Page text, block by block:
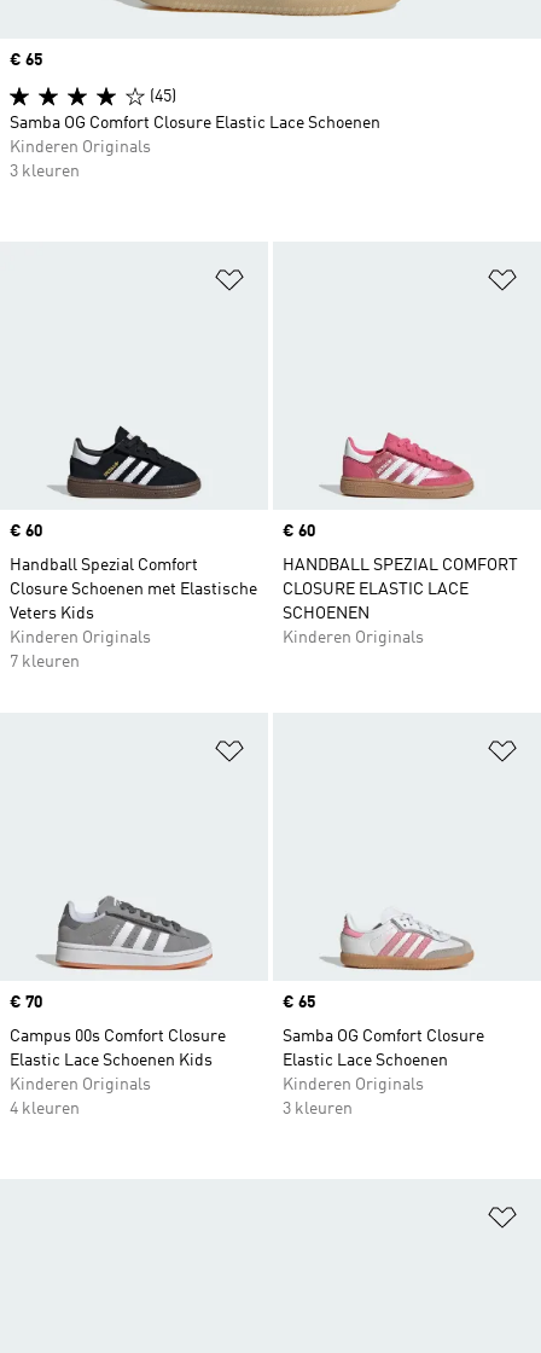
Price
€ 60
Handball Spezial Comfort
Closure Schoenen met Elastische
Veters Kids
Kinderen Originals
7 kleuren
Price
€ 60
HANDBALL SPEZIAL COMFORT
CLOSURE ELASTIC LACE
SCHOENEN
Kinderen Originals
Price
€ 70
Campus 00s Comfort Closure
Elastic Lace Schoenen Kids
Kinderen Originals
4 kleuren
Price
€ 65
Samba OG Comfort Closure
Elastic Lace Schoenen
Kinderen Originals
3 kleuren
Price
€ 65
(45)
Samba OG Comfort Closure Elastic Lace Schoenen
Kinderen Originals
3 kleuren